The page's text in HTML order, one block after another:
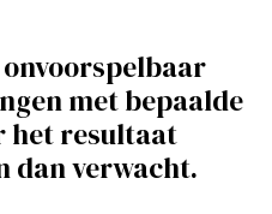
met bepaalde
het resultaat
dan verwacht.